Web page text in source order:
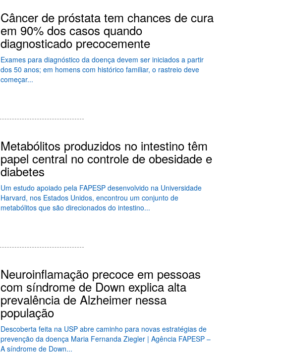
Câncer de próstata tem chances de cura
em 90% dos casos quando
diagnosticado precocemente
Exames para diagnóstico da doença devem ser iniciados a partir
dos 50 anos; em homens com histórico familiar, o rastreio deve
começar...
Metabólitos produzidos no intestino têm
papel central no controle de obesidade e
diabetes
Um estudo apoiado pela FAPESP desenvolvido na Universidade
Harvard, nos Estados Unidos, encontrou um conjunto de
metabólitos que são direcionados do intestino...
Neuroinflamação precoce em pessoas
com síndrome de Down explica alta
prevalência de Alzheimer nessa
população
Descoberta feita na USP abre caminho para novas estratégias de
prevenção da doença Maria Fernanda Ziegler | Agência FAPESP –
A síndrome de Down...